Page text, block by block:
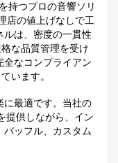
持つプロの音響ソリ
店の値上げなしで工
は、密度の一貫性
な品質管理を受け
なコンプライアン
います。
に最適です。当社の
提供しながら、イン
バッフル、カスタム